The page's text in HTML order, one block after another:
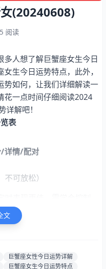
(20240608)
阅读
人想了解巨蟹座女生今日
生今日运势特点，此外，
势如何，让我们详细解读一
花一点时间仔细阅读2024
解吧！
表
详情/配对
可放松）
资金充裕，四颗星预示
爱情旅程稳定无虞）
文
巨蟹座女性今日运势详解
巨蟹座女生今日运势特点